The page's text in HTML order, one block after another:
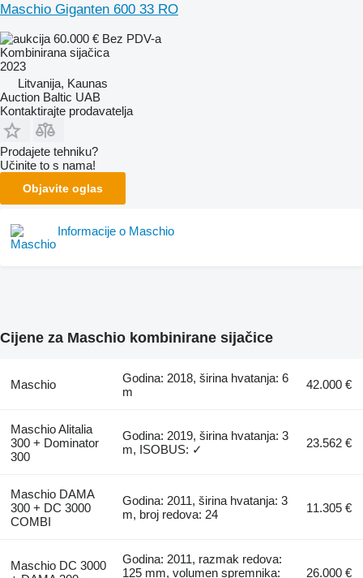
Maschio Giganten 600 33 RO
60.000 € Bez PDV-a
Kombinirana sijačica
2023
Litvanija, Kaunas
Auction Baltic UAB
Kontaktirajte prodavatelja
Prodajete tehniku?
Učinite to s nama!
Objavite oglas
Informacije o Maschio
Cijene za Maschio kombinirane sijačice
Maschio
Godina: 2018, širina hvatanja: 6
m
42.000 €
Maschio Alitalia
300 + Dominator
300
Godina: 2019, širina hvatanja: 3
m, ISOBUS: ✓
23.562 €
Maschio DAMA
300 + DC 3000
COMBI
Godina: 2011, širina hvatanja: 3
m, broj redova: 24
11.305 €
Maschio DC 3000
Godina: 2011, razmak redova:
125 mm, volumen spremnika:
26.000 €